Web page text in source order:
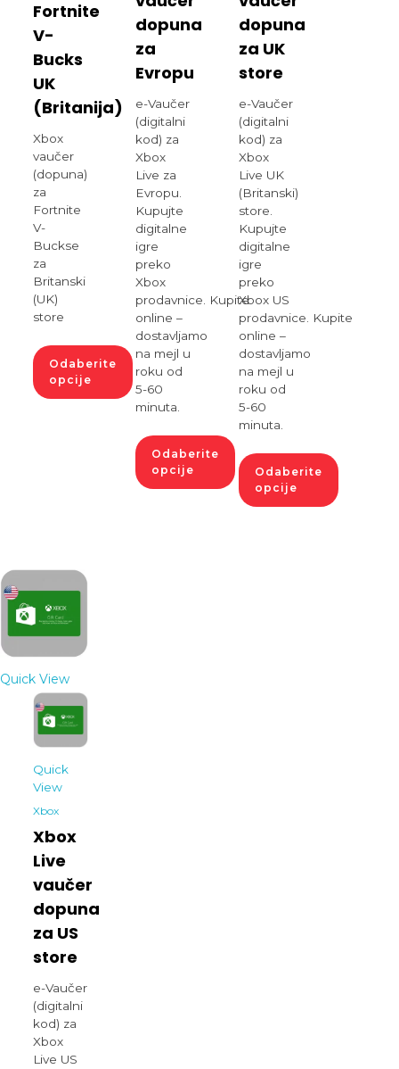
Fortnite
V-
Bucks
UK
(Britanija)
Xbox
vaučer
(dopuna)
za
Fortnite
V-
Buckse
za
Britanski
(UK)
store
Odaberite
opcije
dopuna
za
Evropu
e-Vaučer
(digitalni
kod) za
Xbox
Live za
Evropu.
Kupujte
digitalne
igre
preko
Xbox
prodavnice. Kupite
online –
dostavljamo
na mejl u
roku od
5-60
minuta.
Odaberite
opcije
dopuna
za UK
store
e-Vaučer
(digitalni
kod) za
Xbox
Live UK
(Britanski)
store.
Kupujte
digitalne
igre
preko
Xbox US
prodavnice. Kupite
online –
dostavljamo
na mejl u
roku od
5-60
minuta.
Odaberite
opcije
Quick View
Quick
View
Xbox
Xbox
Live
vaučer
dopuna
za US
store
e-Vaučer
(digitalni
kod) za
Xbox
Live US